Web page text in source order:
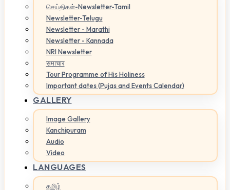
செய்திகள்-Newsletter-Tamil
Newsletter-Telugu
Newsletter - Marathi
Newsletter - Kannada
NRI Newsletter
समाचार
Tour Programme of His Holiness
Important dates (Pujas and Events Calendar)
GALLERY
Image Gallery
Kanchipuram
Audio
Video
LANGUAGES
தமிழ்